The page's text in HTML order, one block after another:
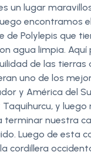
un lugar
encontramos
de Polylepis que
agua limpia. Aquí
de las tierras
uno de los
y América del
Taquihurcu, y
terminar nuestra
Luego de esta
cordillera